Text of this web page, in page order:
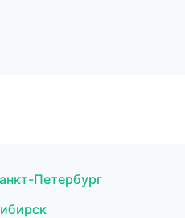
Петербург